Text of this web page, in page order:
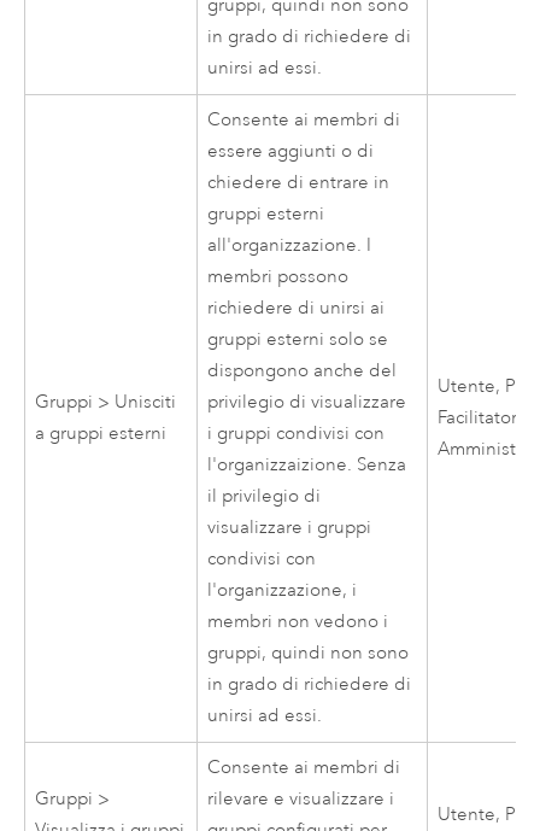
gruppi, quindi non sono
in grado di richiedere di
unirsi ad essi.
Gruppi > Unisciti
a gruppi esterni
Consente ai membri di
essere aggiunti o di
chiedere di entrare in
gruppi esterni
all'organizzazione. I
membri possono
richiedere di unirsi ai
gruppi esterni solo se
dispongono anche del
privilegio di visualizzare
i gruppi condivisi con
l'organizzaizione. Senza
il privilegio di
visualizzare i gruppi
condivisi con
l'organizzazione, i
membri non vedono i
gruppi, quindi non sono
in grado di richiedere di
unirsi ad essi.
Utente,
Facilitatore,
Gruppi >
Consente ai membri di
rilevare e visualizzare i
Utente,